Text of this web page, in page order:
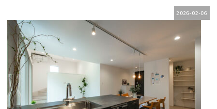
2026-02-06